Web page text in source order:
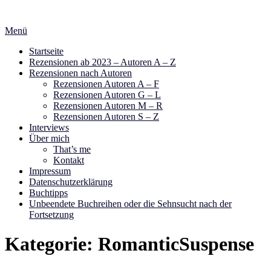
springen
Menü
Startseite
Rezensionen ab 2023 – Autoren A – Z
Rezensionen nach Autoren
Rezensionen Autoren A – F
Rezensionen Autoren G – L
Rezensionen Autoren M – R
Rezensionen Autoren S – Z
Interviews
Über mich
That’s me
Kontakt
Impressum
Datenschutzerklärung
Buchtipps
Unbeendete Buchreihen oder die Sehnsucht nach der
Fortsetzung
Kategorie: RomanticSuspense